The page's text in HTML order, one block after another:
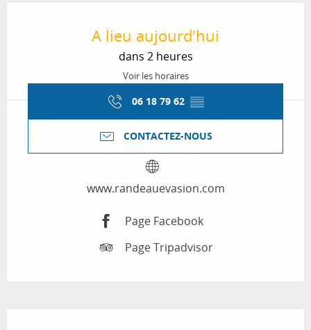
A lieu aujourd'hui
dans 2 heures
Voir les horaires
06 18 79 62 ▒▒
CONTACTEZ-NOUS
www.randeauevasion.com
Page Facebook
Page Tripadvisor